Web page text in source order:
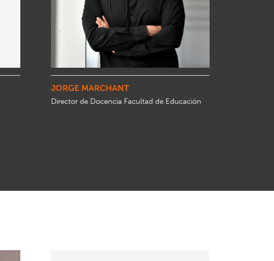
JORGE MARCHANT
Director de Docencia Facultad de Educación